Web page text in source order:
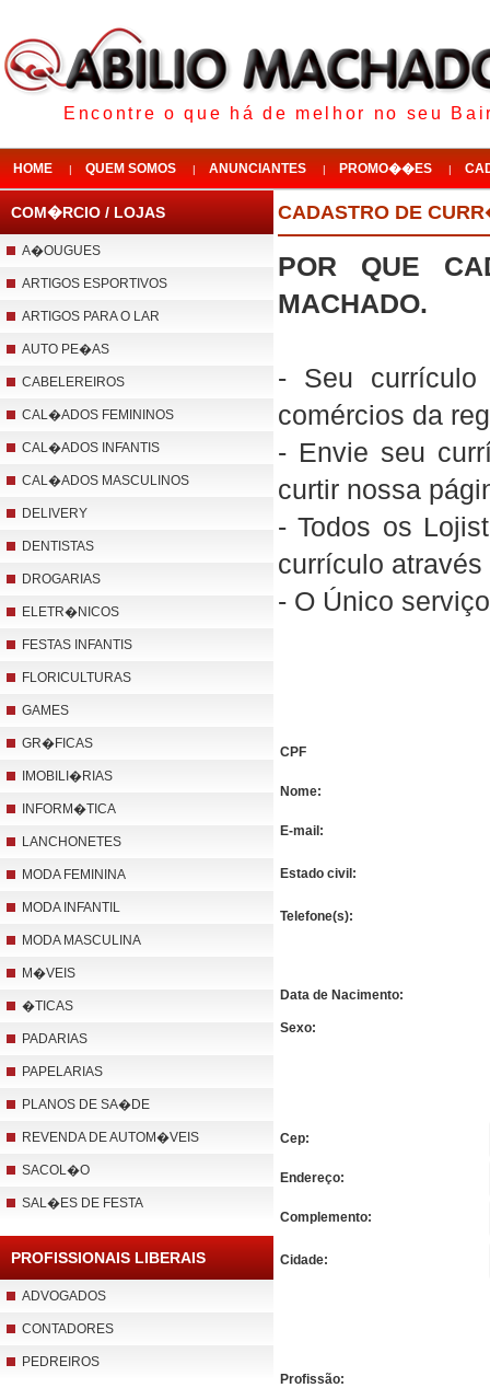
Encontre o que há de melhor no seu
HOME | QUEM SOMOS | ANUNCIANTES | PROMO��ES |
COM�RCIO / LOJAS
A�OUGUES
ARTIGOS ESPORTIVOS
ARTIGOS PARA O LAR
AUTO PE�AS
CABELEREIROS
CAL�ADOS FEMININOS
CAL�ADOS INFANTIS
CAL�ADOS MASCULINOS
DELIVERY
DENTISTAS
DROGARIAS
ELETR�NICOS
FESTAS INFANTIS
FLORICULTURAS
GAMES
GR�FICAS
IMOBILI�RIAS
INFORM�TICA
LANCHONETES
MODA FEMININA
MODA INFANTIL
MODA MASCULINA
M�VEIS
�TICAS
PADARIAS
PAPELARIAS
PLANOS DE SA�DE
REVENDA DE AUTOM�VEIS
SACOL�O
SAL�ES DE FESTA
PROFISSIONAIS LIBERAIS
ADVOGADOS
CONTADORES
PEDREIROS
CADASTRO DE
POR QUE
MACHADO.
- Seu
comércios da
- Envie seu
curtir nossa
- Todos os
currículo
- O Único
CPF
Nome:
E-mail:
Estado civil:
Telefone(s):
Data de Nacimento:
Sexo:
Cep:
Endereço:
Complemento:
Cidade:
Profissão: